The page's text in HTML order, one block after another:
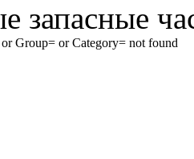
запасные
Group= or Category= not found